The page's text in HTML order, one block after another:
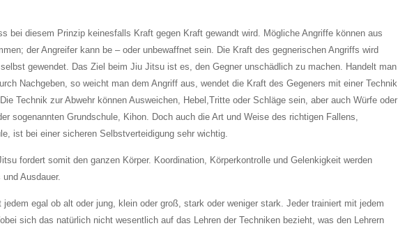
bei diesem Prinzip keinesfalls Kraft gegen Kraft gewandt wird. Mögliche Angriffe können aus
der Angreifer kann be – oder unbewaffnet sein. Die Kraft des gegnerischen Angriffs wird
gewendet. Das Ziel beim Jiu Jitsu ist es, den Gegner unschädlich zu machen. Handelt man
Nachgeben, so weicht man dem Angriff aus, wendet die Kraft des Gegeners mit einer Technik
Technik zur Abwehr können Ausweichen, Hebel,Tritte oder Schläge sein, aber auch Würfe oder
sogenannten Grundschule, Kihon. Doch auch die Art und Weise des richtigen Fallens,
ist bei einer sicheren Selbstverteidigung sehr wichtig.
fordert somit den ganzen Körper. Koordination, Körperkontrolle und Gelenkigkeit werden
Ausdauer.
egal ob alt oder jung, klein oder groß, stark oder weniger stark. Jeder trainiert mit jedem
sich das natürlich nicht wesentlich auf das Lehren der Techniken bezieht, was den Lehrern